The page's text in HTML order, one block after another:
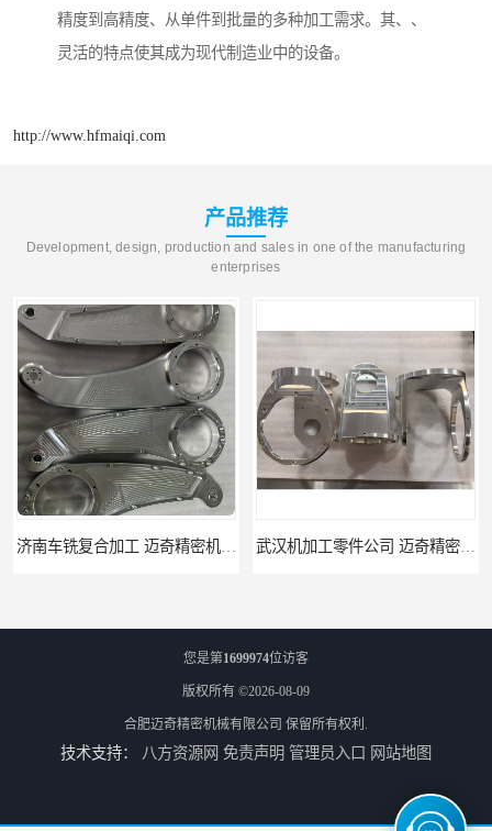
精度到高精度、从单件到批量的多种加工需求。其、、
灵活的特点使其成为现代制造业中的设备。
http://www.hfmaiqi.com
产品推荐
Development, design, production and sales in one of the manufacturing
enterprises
北京零配件机加工 迈奇精密机械 经验丰富 济南四轴零件加工服务 迈奇精密机械 批量订单可免费打样
您是第1699974位访客
版权所有 ©2026-08-09
合肥迈奇精密机械有限公司 保留所有权利.
技术支持： 八方资源网 免责声明 管理员入口 网站地图